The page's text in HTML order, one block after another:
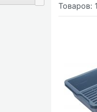
Товаров: 1